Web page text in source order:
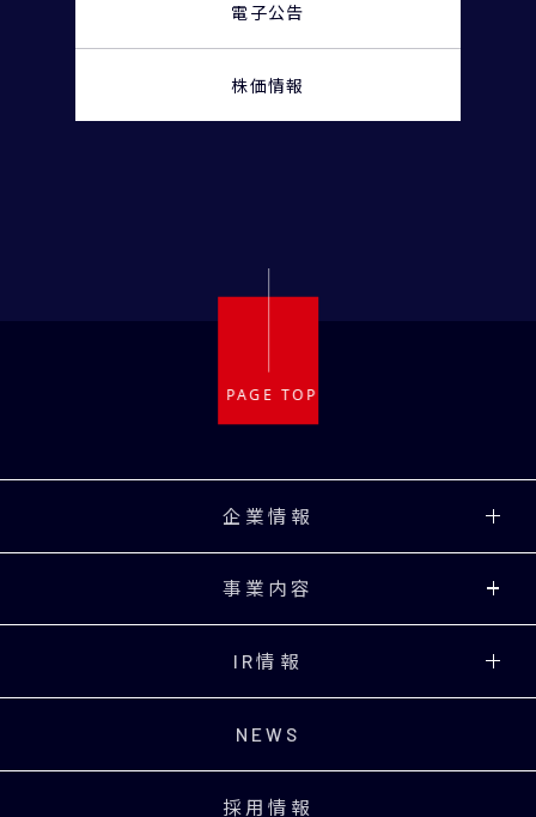
電子公告
株価情報
企業情報
事業内容
IR情報
NEWS
採用情報